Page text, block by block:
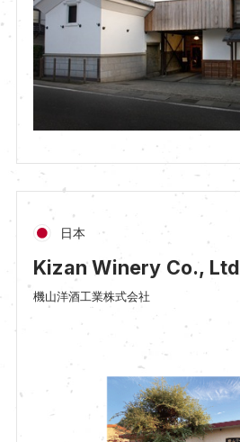
日本
Kizan Winery Co., Ltd
機山洋酒工業株式会社